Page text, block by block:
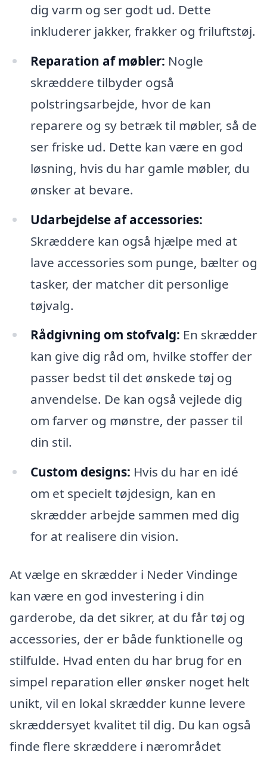
dig varm og ser godt ud. Dette
inkluderer jakker, frakker og friluftstøj.
Reparation af møbler: Nogle
skræddere tilbyder også
polstringsarbejde, hvor de kan
reparere og sy betræk til møbler, så de
ser friske ud. Dette kan være en god
løsning, hvis du har gamle møbler, du
ønsker at bevare.
Udarbejdelse af accessories:
Skræddere kan også hjælpe med at
lave accessories som punge, bælter og
tasker, der matcher dit personlige
tøjvalg.
Rådgivning om stofvalg: En skrædder
kan give dig råd om, hvilke stoffer der
passer bedst til det ønskede tøj og
anvendelse. De kan også vejlede dig
om farver og mønstre, der passer til
din stil.
Custom designs: Hvis du har en idé
om et specielt tøjdesign, kan en
skrædder arbejde sammen med dig
for at realisere din vision.
At vælge en skrædder i Neder Vindinge
kan være en god investering i din
garderobe, da det sikrer, at du får tøj og
accessories, der er både funktionelle og
stilfulde. Hvad enten du har brug for en
simpel reparation eller ønsker noget helt
unikt, vil en lokal skrædder kunne levere
skræddersyet kvalitet til dig. Du kan også
finde flere skræddere i nærområdet